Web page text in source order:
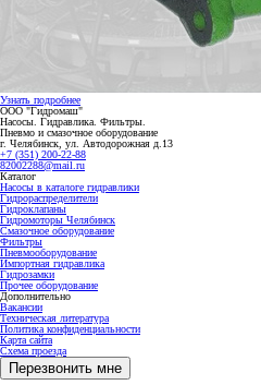
Узнать подробнее
ООО "Гидромаш"
Насосы. Гидравлика. Фильтры.
Пневмо и смазочное оборудование
г. Челябинск, ул. Автодорожная д.13
+7 (351) 200-22-88
82002288@mail.ru
Каталог
Насосы в каталоге гидравлики
Гидрораспределители
Гидроклапаны
Гидромоторы Челябинск
Смазочное оборудование
Фильтры
Пневмооборудование
Импортная гидравлика
Гидрозамки
Прочее оборудование
Дополнительно
Вакансии
Техническая литература
Политика конфиденциальности
Карта сайта
Схема проезда
Перезвонить мне